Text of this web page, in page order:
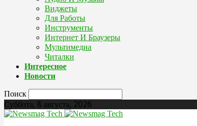
Виджеты
Для Работы
Инструменты
Интернет И Браузеры
Мультимедиа
Читалки
Интересное
Новости
Поиск
Суббота, 8 августа, 2026